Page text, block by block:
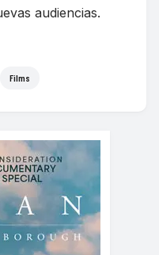
audiencias.
Films